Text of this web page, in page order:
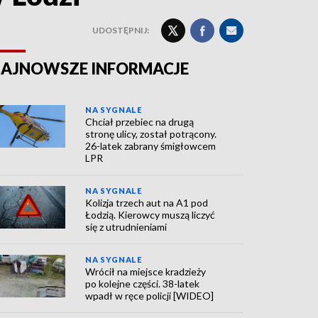
UDOSTĘPNIJ:
INFORMACJE
NA SYGNALE
Chciał przebiec na drugą
stronę ulicy, został potrącony.
26-latek zabrany śmigłowcem
LPR
NA SYGNALE
Kolizja trzech aut na A1 pod
Łodzią. Kierowcy muszą liczyć
się z utrudnieniami
NA SYGNALE
Wrócił na miejsce kradzieży
po kolejne części. 38-latek
wpadł w ręce policji [WIDEO]